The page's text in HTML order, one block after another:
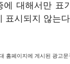
에 대해서만 표
표시되지 않는
홈페이지에 게시된 광고